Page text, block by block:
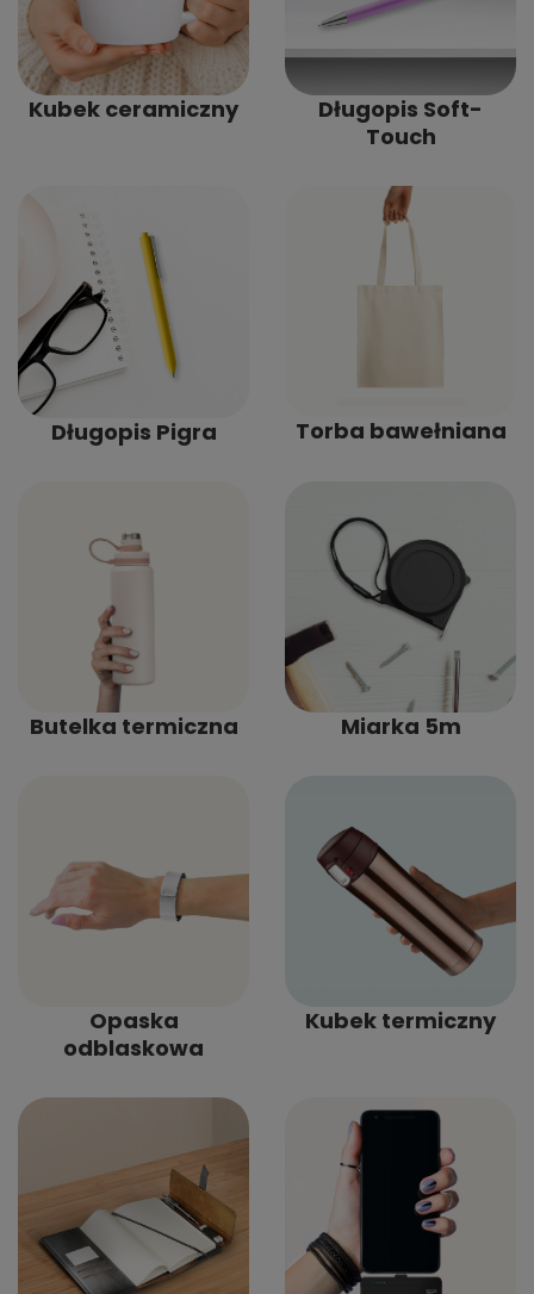
Kubek ceramiczny
Długopis Soft-
Touch
Długopis Pigra Torba bawełniana
Butelka termiczna Miarka 5m
Opaska
odblaskowa
Kubek termiczny